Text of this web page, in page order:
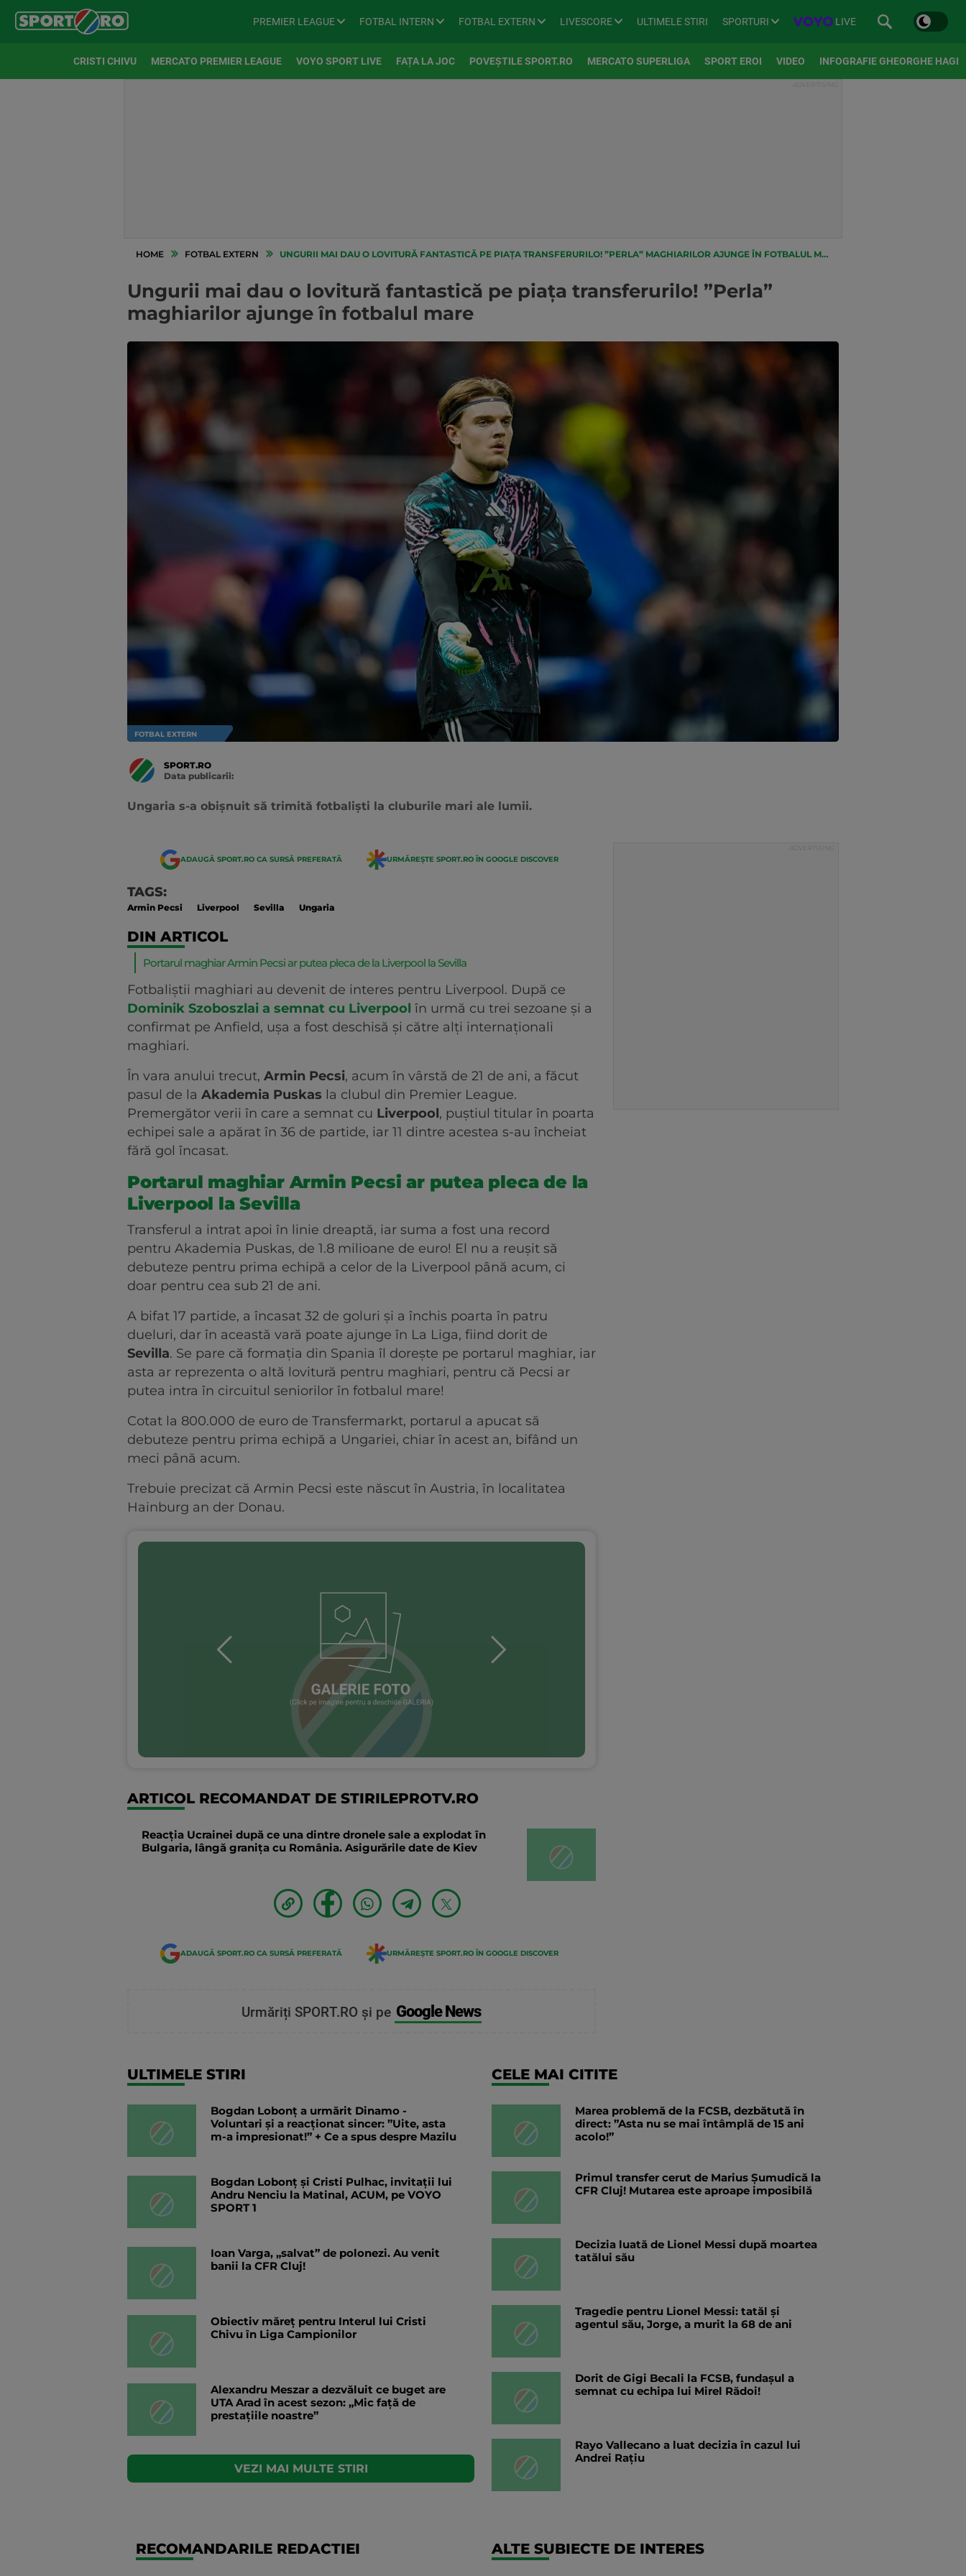
PREMIER LEAGUE FOTBAL INTERN FOTBAL EXTERN LIVESCORE ULTIMELE STIRI SPORTURI LIVE
CRISTI CHIVU MERCATO PREMIER LEAGUE VOYO SPORT LIVE FAȚA LA JOC POVEȘTILE SPORT.RO MERCATO SUPERLIGA SPORT EROI VIDEO INFOGRAFIE GHEORGHE HAGI
HOME FOTBAL EXTERN UNGURII MAI DAU O LOVITURĂ FANTASTICĂ PE PIAȚA TRANSFERURILO! ”PERLA” MAGHIARILOR AJUNGE ÎN FOTBALUL MARE
Ungurii mai dau o lovitură fantastică pe piața transferurilo! ”Perla”
maghiarilor ajunge în fotbalul mare
FOTBAL EXTERN
SPORT.RO
Data publicarii:
Ungaria s-a obișnuit să trimită fotbaliști la cluburile mari ale lumii.
ADAUGĂ SPORT.RO CA SURSĂ PREFERATĂ URMĂREȘTE SPORT.RO ÎN GOOGLE DISCOVER
TAGS:
Armin Pecsi Liverpool Sevilla Ungaria
DIN ARTICOL
Portarul maghiar Armin Pecsi ar putea pleca de la Liverpool la Sevilla
Fotbaliștii maghiari au devenit de interes pentru Liverpool. După ce
Dominik Szoboszlai a semnat cu Liverpool în urmă cu trei sezoane și a
confirmat pe Anfield, ușa a fost deschisă și către alți internaționali
maghiari.
În vara anului trecut, Armin Pecsi, acum în vârstă de 21 de ani, a făcut
pasul de la Akademia Puskas la clubul din Premier League.
Premergător verii în care a semnat cu Liverpool, puștiul titular în poarta
echipei sale a apărat în 36 de partide, iar 11 dintre acestea s-au încheiat
fără gol încasat.
Portarul maghiar Armin Pecsi ar putea pleca de la
Liverpool la Sevilla
Transferul a intrat apoi în linie dreaptă, iar suma a fost una record
pentru Akademia Puskas, de 1.8 milioane de euro! El nu a reușit să
debuteze pentru prima echipă a celor de la Liverpool până acum, ci
doar pentru cea sub 21 de ani.
A bifat 17 partide, a încasat 32 de goluri și a închis poarta în patru
dueluri, dar în această vară poate ajunge în La Liga, fiind dorit de
Sevilla. Se pare că formația din Spania îl dorește pe portarul maghiar, iar
asta ar reprezenta o altă lovitură pentru maghiari, pentru că Pecsi ar
putea intra în circuitul seniorilor în fotbalul mare!
Cotat la 800.000 de euro de Transfermarkt, portarul a apucat să
debuteze pentru prima echipă a Ungariei, chiar în acest an, bifând un
meci până acum.
Trebuie precizat că Armin Pecsi este născut în Austria, în localitatea
Hainburg an der Donau.
ARTICOL RECOMANDAT DE STIRILEPROTV.RO
Reacția Ucrainei după ce una dintre dronele sale a explodat în
Bulgaria, lângă granița cu România. Asigurările date de Kiev
ADAUGĂ SPORT.RO CA SURSĂ PREFERATĂ URMĂREȘTE SPORT.RO ÎN GOOGLE DISCOVER
Urmăriți SPORT.RO și pe Google News
ULTIMELE STIRI
Bogdan Lobonț a urmărit Dinamo -
Voluntari și a reacționat sincer: ”Uite, asta
m-a impresionat!” + Ce a spus despre Mazilu
Bogdan Lobonț și Cristi Pulhac, invitații lui
Andru Nenciu la Matinal, ACUM, pe VOYO
SPORT 1
Ioan Varga, „salvat” de polonezi. Au venit
banii la CFR Cluj!
Obiectiv măreț pentru Interul lui Cristi
Chivu în Liga Campionilor
Alexandru Meszar a dezvăluit ce buget are
UTA Arad în acest sezon: „Mic față de
prestațiile noastre”
VEZI MAI MULTE STIRI
CELE MAI CITITE
Marea problemă de la FCSB, dezbătută în
direct: ”Asta nu se mai întâmplă de 15 ani
acolo!”
Primul transfer cerut de Marius Șumudică la
CFR Cluj! Mutarea este aproape imposibilă
Decizia luată de Lionel Messi după moartea
tatălui său
Tragedie pentru Lionel Messi: tatăl și
agentul său, Jorge, a murit la 68 de ani
Dorit de Gigi Becali la FCSB, fundașul a
semnat cu echipa lui Mirel Rădoi!
Rayo Vallecano a luat decizia în cazul lui
Andrei Rațiu
RECOMANDARILE REDACTIEI ALTE SUBIECTE DE INTERES